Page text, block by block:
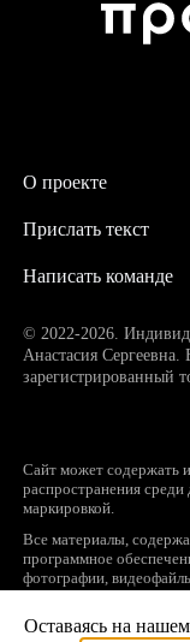
О проекте
Написать команде
Прислать текст
© 2022-2026.
Анастасия
зарегистрированный
Сайт может содержать
распространения среди
маркировкой.
Все материалы,
программное
фотографии,
объектами
использование
Оставаясь на